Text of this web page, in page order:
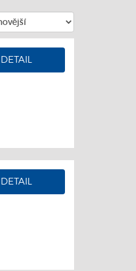
DETAIL
DETAIL